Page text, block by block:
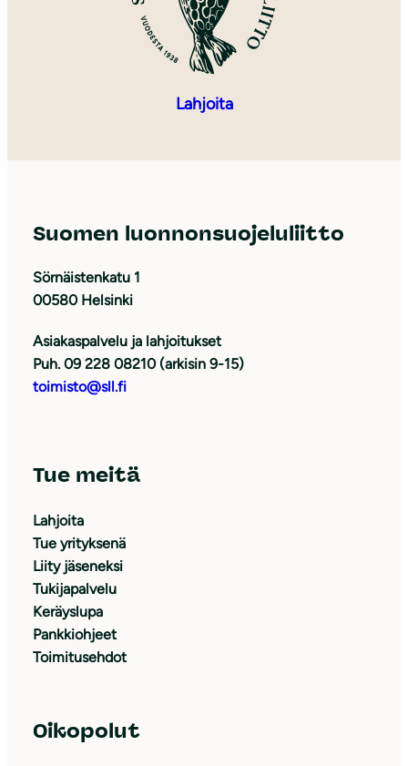
Lahjoita
Suomen luonnonsuojeluliitto
Sörnäistenkatu 1
00580 Helsinki
Asiakaspalvelu ja lahjoitukset
Puh. 09 228 08210 (arkisin 9-15)
toimisto@sll.fi
Tue meitä
Lahjoita
Tue yrityksenä
Liity jäseneksi
Tukijapalvelu
Keräyslupa
Pankkiohjeet
Toimitusehdot
Oikopolut